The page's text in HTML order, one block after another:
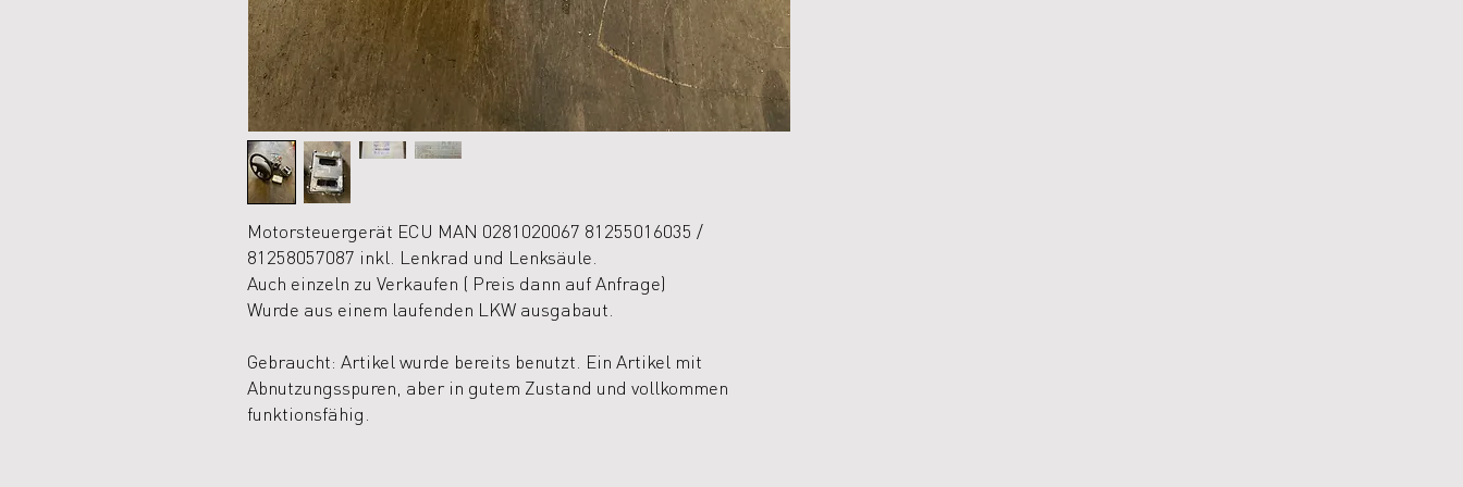
Motorsteuergerät ECU MAN 0281020067 81255016035 /
81258057087 inkl. Lenkrad und Lenksäule.
Auch einzeln zu Verkaufen ( Preis dann auf Anfrage)
Wurde aus einem laufenden LKW ausgabaut.
Gebraucht: Artikel wurde bereits benutzt. Ein Artikel mit
Abnutzungsspuren, aber in gutem Zustand und vollkommen
funktionsfähig.